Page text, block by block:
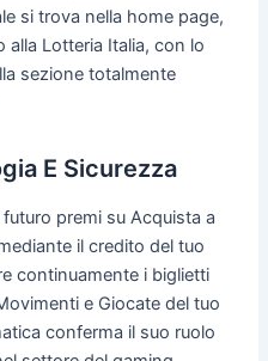
si trova nella home page,
alla Lotteria Italia, con lo
sezione totalmente
E Sicurezza
premi su Acquista a
il credito del tuo
continuamente i biglietti
e Giocate del tuo
conferma il suo ruolo